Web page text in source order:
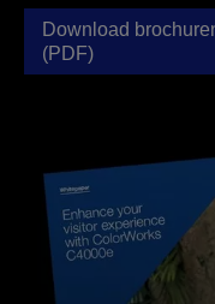
Download
(PDF)